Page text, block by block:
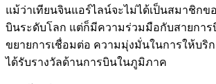
แม้ว่าเทียนจินแอร์ไลน์จะไม่ได้เป็นสมาชิกข
บินระดับโลก แต่ก็มีความร่วมมือกับสายกา
ขยายการเชื่อมต่อ ความมุ่งมั่นในการให้บริ
ได้รับรางวัลด้านการบินในภูมิภาค